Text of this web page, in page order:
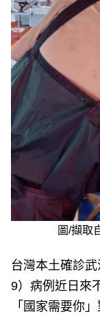
圖/擷取
台灣本土確診
9）病例近日來
「國家需要你